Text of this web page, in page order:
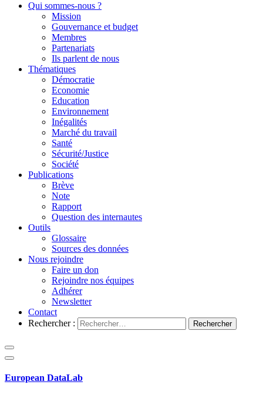
Qui sommes-nous ?
Mission
Gouvernance et budget
Membres
Partenariats
Ils parlent de nous
Thématiques
Démocratie
Economie
Education
Environnement
Inégalités
Marché du travail
Santé
Sécurité/Justice
Société
Publications
Brève
Note
Rapport
Question des internautes
Outils
Glossaire
Sources des données
Nous rejoindre
Faire un don
Rejoindre nos équipes
Adhérer
Newsletter
Contact
Rechercher :
European DataLab